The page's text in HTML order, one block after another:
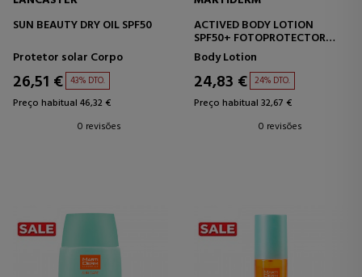
SUN BEAUTY DRY OIL SPF50
Protetor solar Corpo
26,51 € 43% DTO.
Preço habitual 46,32 €
0 revisões
ACTIVED BODY LOTION
SPF50+ FOTOPROTECTOR
CORPORAL
Body Lotion
24,83 € 24% DTO.
Preço habitual 32,67 €
0 revisões